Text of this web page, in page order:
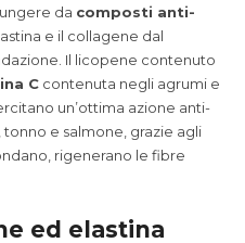
da composti anti-
e il collagene dal
Il licopene contenuto
C contenuta negli agrumi e
un’ottima azione anti-
e salmone, grazie agli
rigenerano le fibre
ed elastina